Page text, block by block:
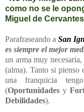
como no se le
Miguel de Cervantes
Parafraseando a San
es siempre el mejor
un arma muy
(alma). Tanto si pienso
una franquicia
(Oportunidades y
Debilidades).